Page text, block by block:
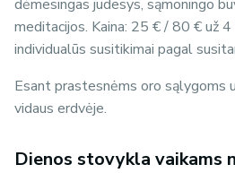
dėmesingas judesys, sąmoningo
meditacijos. Kaina: 25 € / 80 € už
individualūs susitikimai pagal
Esant prastesnėms oro sąlygoms
vidaus erdvėje.
Dienos stovykla vaikams